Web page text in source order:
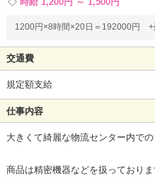
1200円×8時間×20日＝192000円 +
交通費
規定額支給
仕事内容
大きくて綺麗な物流センター内で
商品は精密機器などを扱っておりま